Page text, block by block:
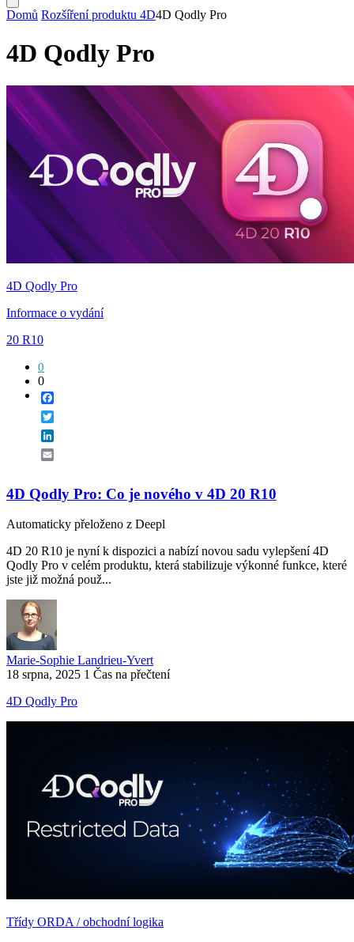
Domů Rozšíření produktu 4D4D Qodly Pro
4D Qodly Pro
4D Qodly Pro
Informace o vydání
20 R10
0
0
4D Qodly Pro: Co je nového v 4D 20 R10
Automaticky přeloženo z Deepl
4D 20 R10 je nyní k dispozici a nabízí novou sadu vylepšení 4D
Qodly Pro v celém produktu, která stabilizuje výkonné funkce, které
jste již možná použ...
Marie-Sophie Landrieu-Yvert
18 srpna, 2025 1 Čas na přečtení
4D Qodly Pro
Třídy ORDA / obchodní logika